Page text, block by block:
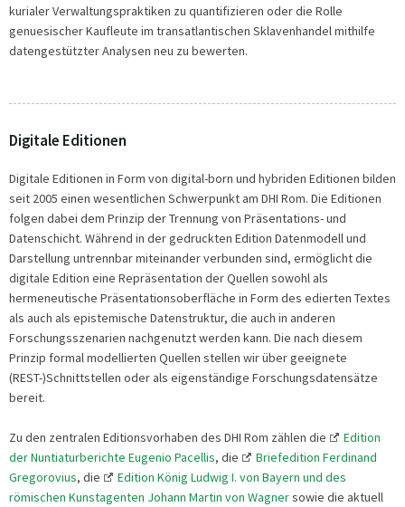
kurialer Verwaltungspraktiken zu quantifizieren oder die Rolle
genuesischer Kaufleute im transatlantischen Sklavenhandel mithilfe
datengestützter Analysen neu zu bewerten.
Digitale Editionen
Digitale Editionen in Form von digital-born und hybriden Editionen bilden
seit 2005 einen wesentlichen Schwerpunkt am DHI Rom. Die Editionen
folgen dabei dem Prinzip der Trennung von Präsentations- und
Datenschicht. Während in der gedruckten Edition Datenmodell und
Darstellung untrennbar miteinander verbunden sind, ermöglicht die
digitale Edition eine Repräsentation der Quellen sowohl als
hermeneutische Präsentationsoberfläche in Form des edierten Textes
als auch als epistemische Datenstruktur, die auch in anderen
Forschungsszenarien nachgenutzt werden kann. Die nach diesem
Prinzip formal modellierten Quellen stellen wir über geeignete
(REST-)Schnittstellen oder als eigenständige Forschungsdatensätze
bereit.
Zu den zentralen Editionsvorhaben des DHI Rom zählen die
Edition
der Nuntiaturberichte Eugenio Pacellis, die
Briefedition Ferdinand
Gregorovius, die
Edition König Ludwig I. von Bayern und des
römischen Kunstagenten Johann Martin von Wagnersowie die aktuell